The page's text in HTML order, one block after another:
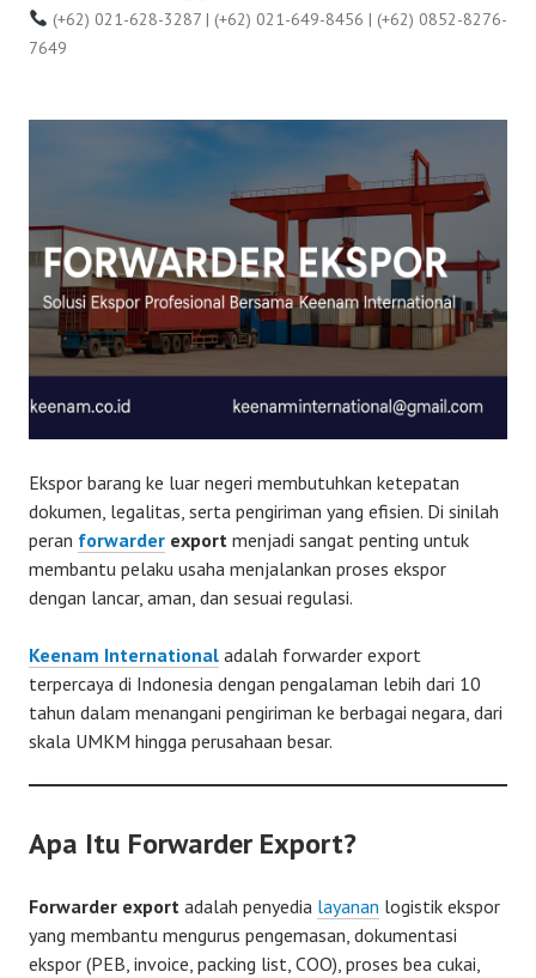
(+62) 021-628-3287 | (+62) 021-649-8456 | (+62) 0852-8276-
7649
Ekspor barang ke luar negeri membutuhkan ketepatan
dokumen, legalitas, serta pengiriman yang efisien. Di sinilah
peran forwarder export menjadi sangat penting untuk
membantu pelaku usaha menjalankan proses ekspor
dengan lancar, aman, dan sesuai regulasi.
Keenam International adalah forwarder export
terpercaya di Indonesia dengan pengalaman lebih dari 10
tahun dalam menangani pengiriman ke berbagai negara, dari
skala UMKM hingga perusahaan besar.
Apa Itu Forwarder Export?
Forwarder export adalah penyedia layanan logistik ekspor
yang membantu mengurus pengemasan, dokumentasi
ekspor (PEB, invoice, packing list, COO), proses bea cukai,